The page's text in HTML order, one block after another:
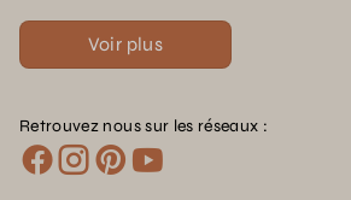
Voir plus
Retrouvez nous sur les réseaux :